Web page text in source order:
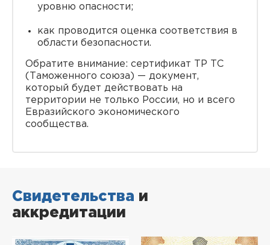
уровню опасности;
как проводится оценка соответствия в
области безопасности.
Обратите внимание: сертификат ТР ТС
(Таможенного союза) — документ,
который будет действовать на
территории не только России, но и всего
Евразийского экономического
сообщества.
Свидетельства и
аккредитации